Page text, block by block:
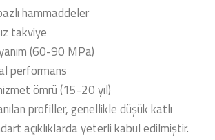
hammaddeler
takviye
(60-90 MPa)
performans
ömrü (15-20 yıl)
profiller, genellikle düşük katlı
açıklıklarda yeterli kabul edilmiştir.